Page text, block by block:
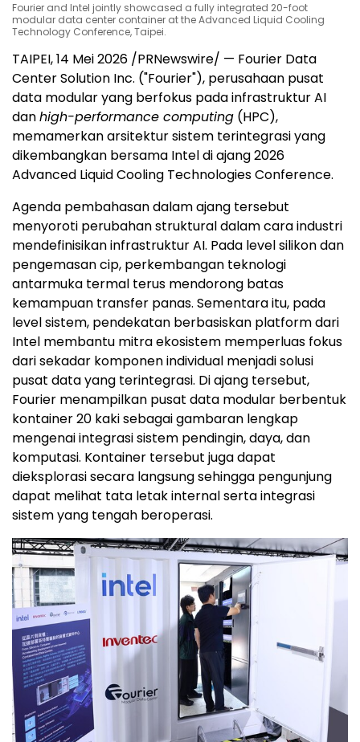
Fourier and Intel jointly showcased a fully integrated 20-foot
modular data center container at the Advanced Liquid Cooling
Technology Conference, Taipei.
TAIPEI, 14 Mei 2026 /PRNewswire/ — Fourier Data
Center Solution Inc. ("Fourier"), perusahaan pusat
data modular yang berfokus pada infrastruktur AI
danhigh-performance computing (HPC),
memamerkan arsitektur sistem terintegrasi yang
dikembangkan bersama Intel di ajang 2026
Advanced Liquid Cooling Technologies Conference.
Agenda pembahasan dalam ajang tersebut
menyoroti perubahan struktural dalam cara industri
mendefinisikan infrastruktur AI. Pada level silikon dan
pengemasan cip, perkembangan teknologi
antarmuka termal terus mendorong batas
kemampuan transfer panas. Sementara itu, pada
level sistem, pendekatan berbasiskan platform dari
Intel membantu mitra ekosistem memperluas fokus
dari sekadar komponen individual menjadi solusi
pusat data yang terintegrasi. Di ajang tersebut,
Fourier menampilkan pusat data modular berbentuk
kontainer 20 kaki sebagai gambaran lengkap
mengenai integrasi sistem pendingin, daya, dan
komputasi. Kontainer tersebut juga dapat
dieksplorasi secara langsung sehingga pengunjung
dapat melihat tata letak internal serta integrasi
sistem yang tengah beroperasi.